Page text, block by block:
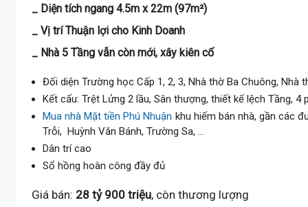
_ Diện tích ngang 4.5m x 22m (97m²)
_ Vị trí Thuận lợi cho Kinh Doanh
_ Nhà 5 Tầng vẫn còn mới, xây kiên cố
Đối diện Trường học Cấp 1, 2, 3, Nhà thờ Ba Chuông, Nhà
Kết cấu: Trệt Lửng 2 lầu, Sân thượng, thiết kế lệch Tầng, 4
Mua nhà Mặt tiền Phú Nhuận khu hiếm bán nhà, gần các
Trỗi, Huỳnh Văn Bánh, Trường Sa, ...
Dân trí cao
Sổ hồng hoàn công đầy đủ
Giá bán: 28 tỷ 900 triệu, còn thương lượng